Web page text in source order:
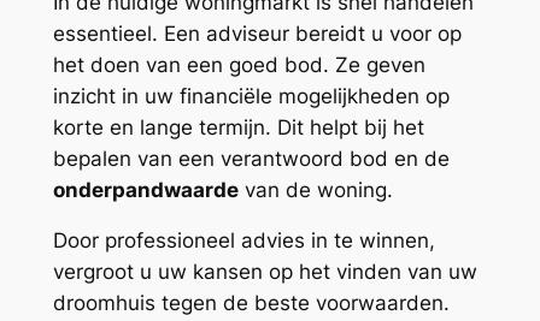
essentieel. Een adviseur bereidt u voor op
het doen van een goed bod. Ze geven
inzicht in uw financiële mogelijkheden op
korte en lange termijn. Dit helpt bij het
bepalen van een verantwoord bod en de
onderpandwaardevan de woning.
Door professioneel advies in te winnen,
vergroot u uw kansen op het vinden van uw
droomhuis tegen de beste voorwaarden.